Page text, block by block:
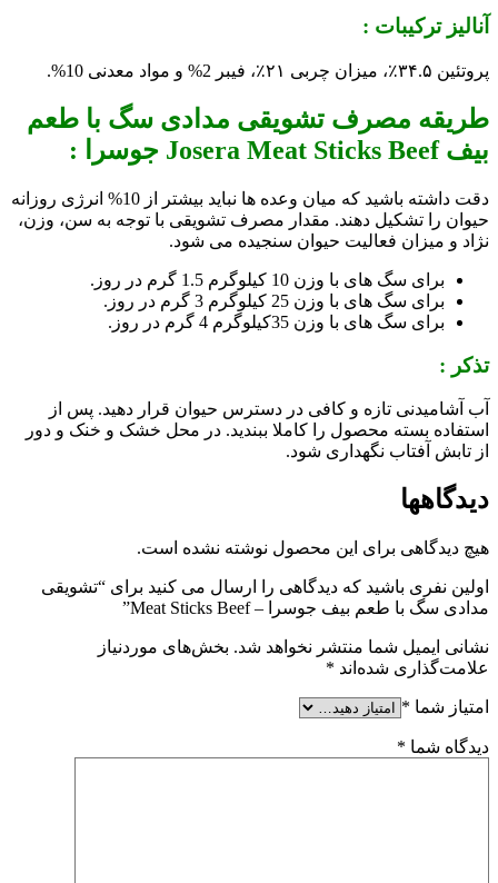
آنالیز ترکیبات :
پروتئین ۳۴.۵٪، میزان چربی ۲۱٪، فیبر 2% و مواد معدنی 10%.
طریقه مصرف تشویقی مدادی سگ با طعم
بیف Josera Meat Sticks Beef جوسرا :
دقت داشته باشید که میان وعده ها نباید بیشتر از 10% انرژی روزانه
حیوان را تشکیل دهند. مقدار مصرف تشویقی با توجه به سن، وزن،
نژاد و میزان فعالیت حیوان سنجیده می شود.
برای سگ های با وزن 10 کیلوگرم 1.5 گرم در روز.
برای سگ های با وزن 25 کیلوگرم 3 گرم در روز.
برای سگ های با وزن 35کیلوگرم 4 گرم در روز.
تذکر :
آب آشامیدنی تازه و کافی در دسترس حیوان قرار دهید. پس از
استفاده بسته محصول را کاملا ببندید. در محل خشک و خنک و دور
از تابش آفتاب نگهداری شود.
دیدگاهها
هیچ دیدگاهی برای این محصول نوشته نشده است.
اولین نفری باشید که دیدگاهی را ارسال می کنید برای “تشویقی
مدادی سگ با طعم بیف جوسرا – Meat Sticks Beef”
نشانی ایمیل شما منتشر نخواهد شد. بخش‌های موردنیاز
علامت‌گذاری شده‌اند *
امتیاز شما *
دیدگاه شما *